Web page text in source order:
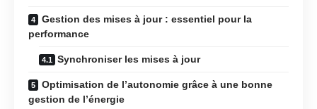
Gestion des mises à jour : essentiel pour la
performance
Synchroniser les mises à jour
Optimisation de l’autonomie grâce à une bonne
gestion de l’énergie